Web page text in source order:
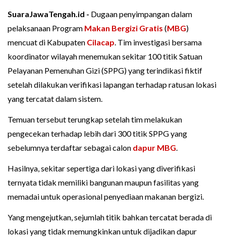
SuaraJawaTengah.id - Dugaan penyimpangan dalam
pelaksanaan Program Makan Bergizi Gratis (MBG)
mencuat di Kabupaten Cilacap. Tim investigasi bersama
koordinator wilayah menemukan sekitar 100 titik Satuan
Pelayanan Pemenuhan Gizi (SPPG) yang terindikasi fiktif
setelah dilakukan verifikasi lapangan terhadap ratusan lokasi
yang tercatat dalam sistem.
Temuan tersebut terungkap setelah tim melakukan
pengecekan terhadap lebih dari 300 titik SPPG yang
sebelumnya terdaftar sebagai calon dapur MBG.
Hasilnya, sekitar sepertiga dari lokasi yang diverifikasi
ternyata tidak memiliki bangunan maupun fasilitas yang
memadai untuk operasional penyediaan makanan bergizi.
Yang mengejutkan, sejumlah titik bahkan tercatat berada di
lokasi yang tidak memungkinkan untuk dijadikan dapur